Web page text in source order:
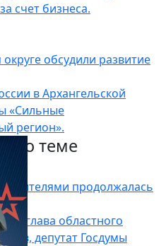
счет бизнеса.
обсудили развитие
в Архангельской
«Сильные
регион».
по теме
с жителями продолжалась
глава областного
депутат Госдумы